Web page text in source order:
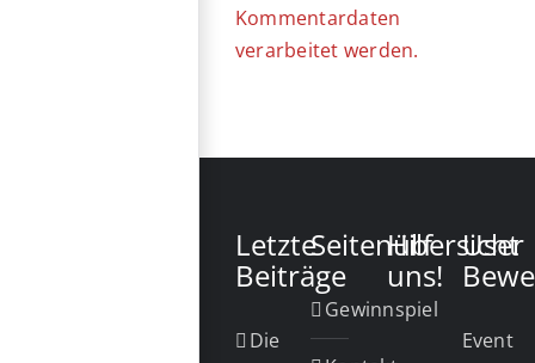
Kommentardaten
verarbeitet werden.
Letzte
Beiträge
Die
Seitenübersicht
Gewinnspiel
Hilf
uns!
User
Event